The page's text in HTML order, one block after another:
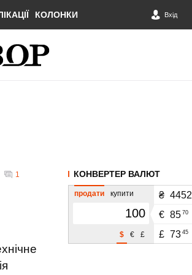
КОЛОНКИ Вхід
1 КОНВЕРТЕР ВАЛЮТ
продати купити
£
€
$
₴ 4452
€ 85 70
£ 73 45